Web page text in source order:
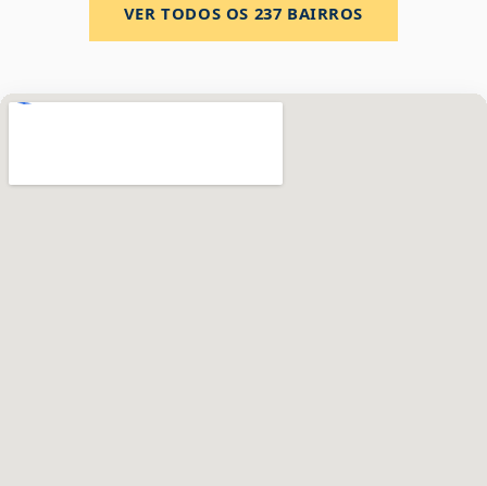
VER TODOS OS 237 BAIRROS